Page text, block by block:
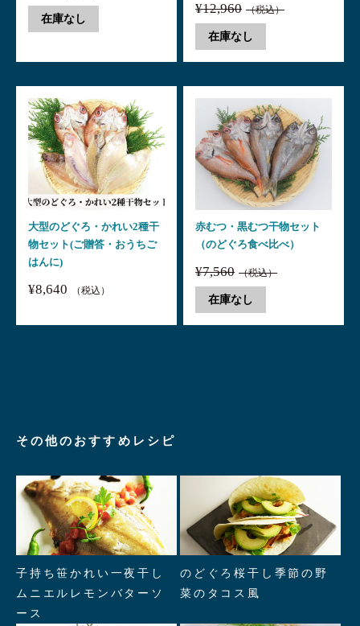
在庫なし
¥12,960 （税込）
在庫なし
大型のどぐろ・かれい2種干
物セット(ご贈答・おうちご
はんに)
¥8,640 （税込）
赤むつ・黒むつ干物セット
（のどぐろ食べ比べ）
¥7,560 （税込）
在庫なし
その他のおすすめレシピ
" alt="子持ち笹かれい一夜干し
子持ち笹かれい一夜干し
ムニエルレモンバターソ
ース
" alt="のどぐろ桜干し季節の野
菜のタコス風"/>
のどぐろ桜干し季節の野
菜のタコス風